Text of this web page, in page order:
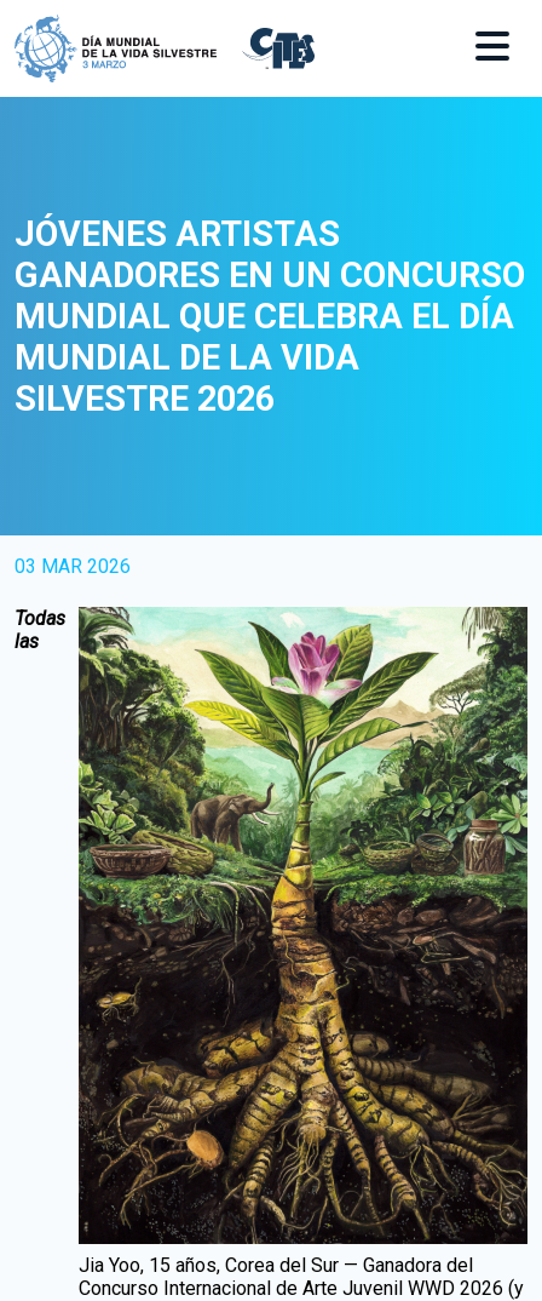
Skip to main content
JÓVENES ARTISTAS
GANADORES EN UN CONCURSO
MUNDIAL QUE CELEBRA EL DÍA
MUNDIAL DE LA VIDA
SILVESTRE 2026
03 MAR 2026
Jia Yoo, 15 años, Corea del Sur — Ganadora del
Concurso Internacional de Arte Juvenil WWD 2026 (y
Todas
las